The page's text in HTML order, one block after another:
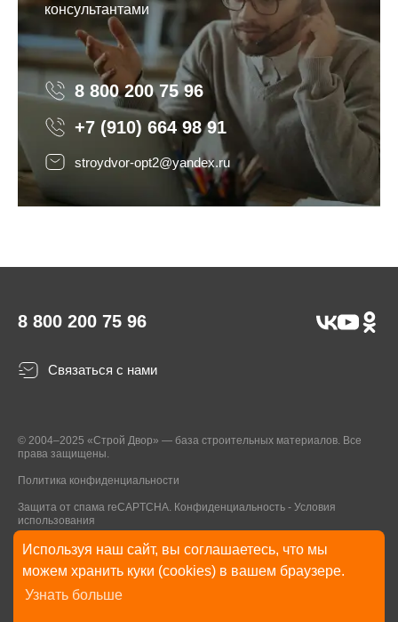
Используя наш сайт, вы соглашаетесь, что мы
можем хранить куки (cookies) в вашем браузере.
Узнать больше
консультантами
8 800 200 75 96 8 800 200 75 96
+7 (910) 664 98 91
stroydvor-opt2@yandex.ru
8 800 200 75 96
Связаться с нами
© 2004–2025 «Строй Двор» — база строительных материалов. Все
права защищены.
Политика конфиденциальности
Защита от спама reCAPTCHA. Конфиденциальность - Условия
использования
* Указанные на Сайте цены, комплектации, описания и технические
характеристики могут быть изменены в любое время без уведомления
пользователей Сайта. Внешний вид товаров и упаковки может